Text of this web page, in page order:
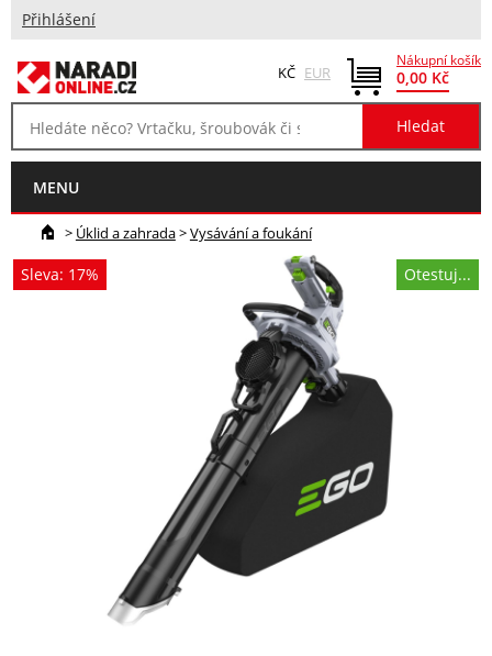
Přihlášení
Nákupní košík
0,00 Kč
KČ EUR
MENU
> Úklid a zahrada>Vysávání a foukání
Sleva: 17% Otestuj...